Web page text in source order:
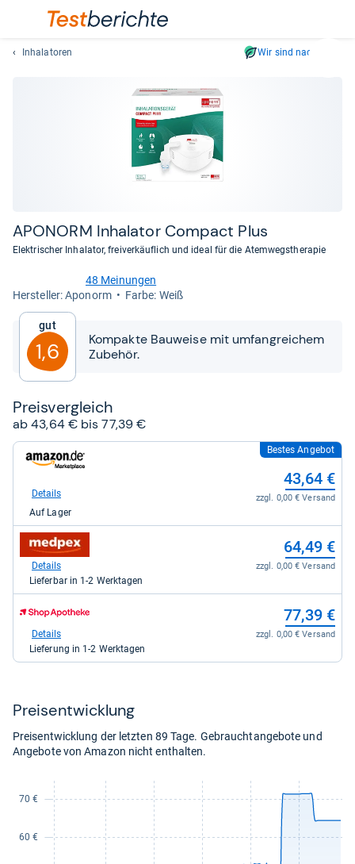
und
lassen
Inhalatoren Wir sind nachhaltig
APO­NORM Inha­la­tor Com­pact Plus
Elektrischer Inhalator, freiverkäuflich und ideal für die Atemwegstherapie
von
Sternen
48 Meinungen
Her­stel­ler: Aponorm
Farbe: Weiß
Gut
1,6
Kompakte Bauweise mit umfangreichem
Zubehör.
Preis­ver­gleich
ab 43,64 € bis 77,39 €
zum
Shop:
Amazon.de
43,64
kaufen.
Bestes Angebot
43,64 €
zzgl. 0,00 € Versand
Details
Auf Lager
zum
Shop:
medpex
kaufen.
64,49 €
zzgl. 0,00 € Versand
Details
Lieferbar in 1-2 Werktagen
zum
Shop:
Shop
kaufen.
77,39 €
zzgl. 0,00 € Versand
Details
Lieferung in 1-2 Werktagen
Preis­ent­wick­lung
Preisentwicklung der letzten 89 Tage. Gebrauchtangebote und
Angebote von Amazon nicht enthalten.